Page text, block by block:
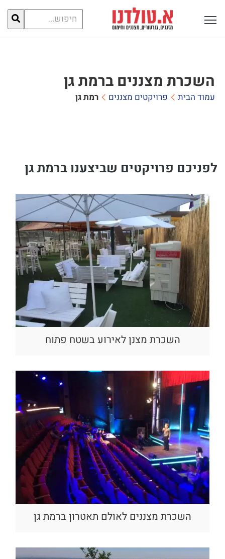
חיפוש
עבור:
פתח תפריט ראשי לתצוגה
השכרת מצננים ברמת גן
עמוד הבית פרויקטים מצננים רמת גן
לפניכם פרויקטים שביצענו ברמת גן
השכרת מצנן לאירוע בשטח פתוח
השכרת מצננים לאולם תאטרון ברמת גן